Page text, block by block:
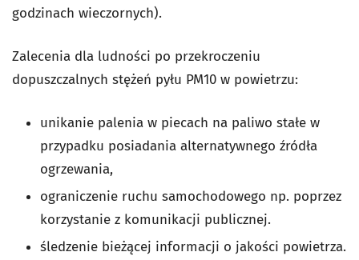
godzinach wieczornych).
Zalecenia dla ludności po przekroczeniu
dopuszczalnych stężeń pyłu PM10 w powietrzu:
unikanie palenia w piecach na paliwo stałe w
przypadku posiadania alternatywnego źródła
ogrzewania,
ograniczenie ruchu samochodowego np. poprzez
korzystanie z komunikacji publicznej.
śledzenie bieżącej informacji o jakości powietrza.